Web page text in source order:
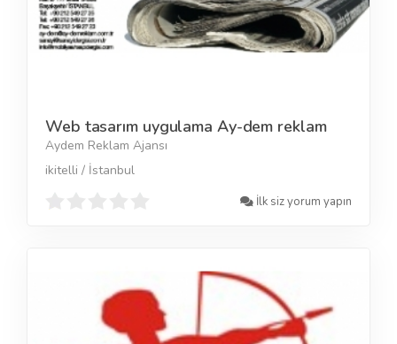
Web tasarım uygulama Ay-dem reklam
Aydem Reklam Ajansı
ikitelli / İstanbul
İlk siz yorum yapın